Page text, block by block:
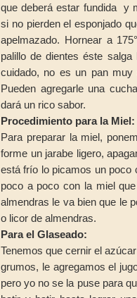
que deberá estar fundida y
si no pierden el esponjado
apelmazado. Hornear a
palillo de dientes éste
cuidado, no es un pan muy
Pueden agregarle una
dará un rico sabor.
Procedimiento para la Miel:
Para preparar la miel,
forme un jarabe ligero,
está frío lo picamos un poco
poco a poco con la miel
almendras le va bien que le
o licor de almendras.
Para el Glaseado:
Tenemos que cernir el
grumos, le agregamos el
pero yo no se la puse para